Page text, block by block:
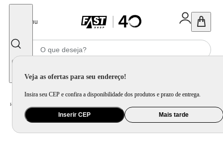
Menu
Veja as ofertas para seu endereço!
Insira seu CEP e confira a disponibilidade dos produtos e prazo de entrega.
Inserir CEP Mais tarde
Home